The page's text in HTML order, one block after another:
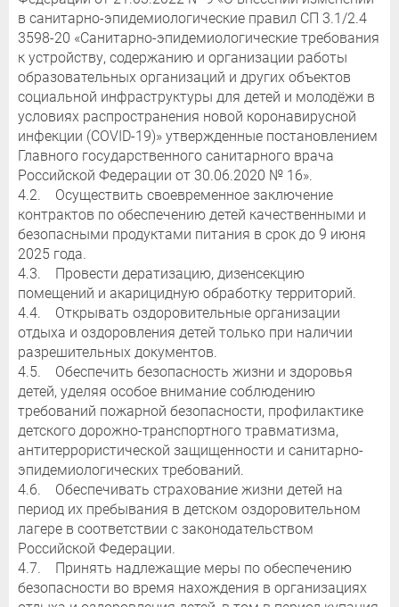
в санитарно-эпидемиологические правил СП 3.1/2.4
3598-20 «Санитарно-эпидемиологические требования
к устройству, содержанию и организации работы
образовательных организаций и других объектов
социальной инфраструктуры для детей и молодёжи в
условиях распространения новой коронавирусной
инфекции (COVID-19)» утвержденные постановлением
Главного государственного санитарного врача
Российской Федерации от 30.06.2020 № 16».
4.2. Осуществить своевременное заключение
контрактов по обеспечению детей качественными и
безопасными продуктами питания в срок до 9 июня
2025 года.
4.3. Провести дератизацию, дизенсекцию
помещений и акарицидную обработку территорий.
4.4. Открывать оздоровительные организации
отдыха и оздоровления детей только при наличии
разрешительных документов.
4.5. Обеспечить безопасность жизни и здоровья
детей, уделяя особое внимание соблюдению
требований пожарной безопасности, профилактике
детского дорожно-транспортного травматизма,
антитеррористической защищенности и санитарно-
эпидемиологических требований.
4.6. Обеспечивать страхование жизни детей на
период их пребывания в детском оздоровительном
лагере в соответствии с законодательством
Российской Федерации.
4.7. Принять надлежащие меры по обеспечению
безопасности во время нахождения в организациях